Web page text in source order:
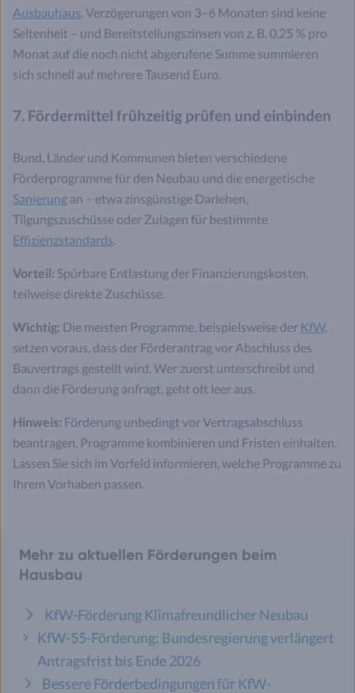
Ausbauhaus. Verzögerungen von 3–6 Monaten sind keine
Seltenheit – und Bereitstellungszinsen von z. B. 0,25 % pro
Monat auf die noch nicht abgerufene Summe summieren
sich schnell auf mehrere Tausend Euro.
7. Fördermittel frühzeitig prüfen und einbinden
Bund, Länder und Kommunen bieten verschiedene
Förderprogramme für den Neubau und die energetische
Sanierung an – etwa zinsgünstige Darlehen,
Tilgungszuschüsse oder Zulagen für bestimmte
Effizienzstandards.
Vorteil: Spürbare Entlastung der Finanzierungskosten,
teilweise direkte Zuschüsse.
Wichtig: Die meisten Programme, beispielsweise der KfW,
setzen voraus, dass der Förderantrag vor Abschluss des
Bauvertrags gestellt wird. Wer zuerst unterschreibt und
dann die Förderung anfragt, geht oft leer aus.
Hinweis: Förderung unbedingt vor Vertragsabschluss
beantragen, Programme kombinieren und Fristen einhalten.
Lassen Sie sich im Vorfeld informieren, welche Programme zu
Ihrem Vorhaben passen.
Mehr zu aktuellen Förderungen beim
Hausbau
KfW-Förderung Klimafreundlicher Neubau
KfW-55-Förderung: Bundesregierung verlängert
Antragsfrist bis Ende 2026
Bessere Förderbedingungen für KfW-